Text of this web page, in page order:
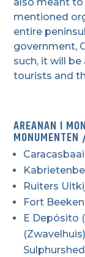
also meant
mentioned
entire
government,
such, it will
tourists and
AREANAN I
MONUMENTEN
Caracasbaai
Ruiters
Fort
E Depósito